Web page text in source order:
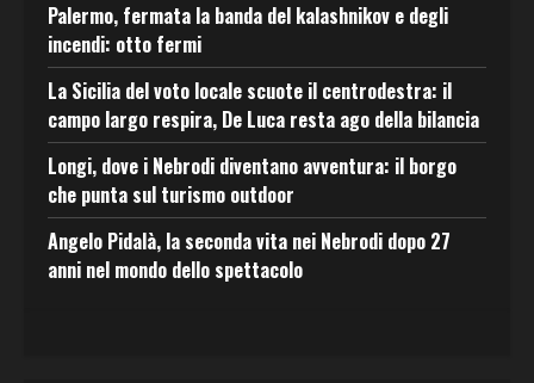
Palermo, fermata la banda del kalashnikov e degli
incendi: otto fermi
La Sicilia del voto locale scuote il centrodestra: il
campo largo respira, De Luca resta ago della bilancia
Longi, dove i Nebrodi diventano avventura: il borgo
che punta sul turismo outdoor
Angelo Pidalà, la seconda vita nei Nebrodi dopo 27
anni nel mondo dello spettacolo